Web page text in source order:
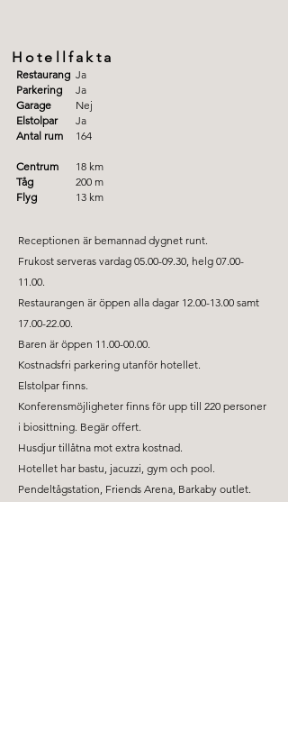
Hotellfakta
Restaurang
Parkering
Garage
Elstolpar
Antal rum
Centrum
Tåg
Flyg
Ja
Ja
Nej
Ja
164
18 km
200 m
13 km
Receptionen är bemannad dygnet runt.
Frukost serveras vardag 05.00-09.30, helg 07.00-
11.00.
Restaurangen är öppen alla dagar 12.00-13.00 samt
17.00-22.00.
Baren är öppen 11.00-00.00.
Kostnadsfri parkering utanför hotellet.
Elstolpar finns.
Konferensmöjligheter finns för upp till 220 personer
i biosittning. Begär offert.
Husdjur tillåtna mot extra kostnad.
Hotellet har bastu, jacuzzi, gym och pool.
Pendeltågstation, Friends Arena, Barkaby outlet.